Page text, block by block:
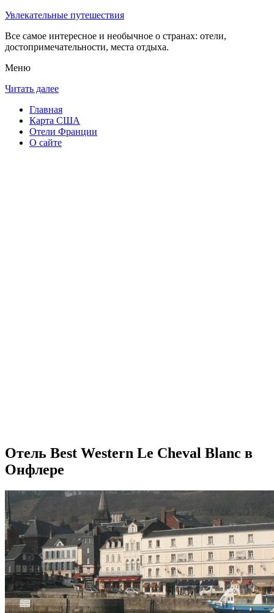
Увлекательные путешествия
Все самое интересное и необычное о странах: отели,
достопримечательности, места отдыха.
Меню
Читать далее
Главная
Карта США
Отели Франции
О сайте
Отель Best Western Le Cheval Blanc в
Онфлере